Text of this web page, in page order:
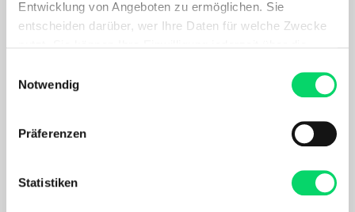
Entwicklung von Angeboten zu ermöglichen. Sie
entscheiden darüber, wer Ihre Daten für welche Zwecke
Trigger Symbol ändern oder widerrufen
Informationen über Ihre geografische Lage
können
Notwendig
Präferenzen
Statistiken
Wir rufen dich an und beraten dich gerne.
Gewicht zählen! Der AQUILA-Gurt ist zum Sportklettern,
breite, bequeme Hüftgurt ist für alle Körpergrößen geeignet